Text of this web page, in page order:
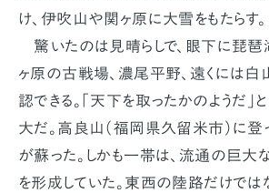
け、伊吹山や関ヶ原に大雪をもたらす。
驚いたのは見晴らしで、眼下に琵琶
ヶ原の古戦場、濃尾平野、遠くには白
認できる。「天下を取ったかのようだ」
大だ。高良山（福岡県久留米市）に
が蘇った。しかも一帯は、流通の巨大
を形成していた。東西の陸路だけでは